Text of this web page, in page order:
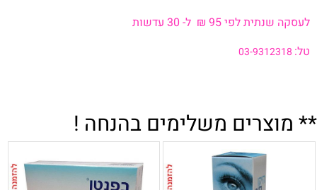
לעסקה שנתית לפי 95
₪ ל- 30 עדשות
טל: 03-9312318
** מוצרים משלימים בהנחה !